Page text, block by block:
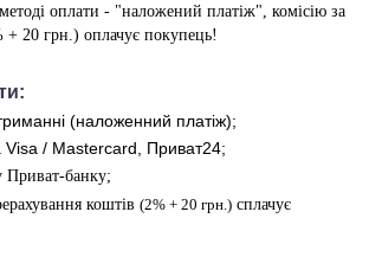
оплати - "наложений платіж", комісію за
+ 20 грн.) оплачує покупець!
:
(наложенний платіж);
/ Mastercard, Приват24;
Приват-банку;
коштів (2% + 20 грн.) сплачує